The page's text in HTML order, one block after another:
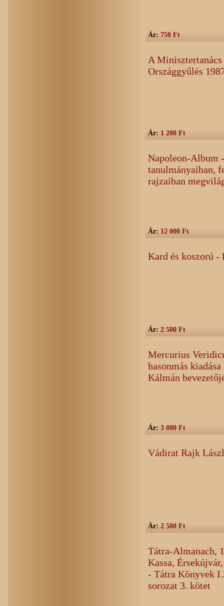
Ár: 750 Ft
A
Országgyűlés
Ár: 1 200 Ft
Napoleon-Album
tanulmányaiban,
rajzaiban
Ár: 12 000 Ft
Kard és koszorú -
Ár: 2 500 Ft
Mercurius
hasonmás
Kálmán
Ár: 3 000 Ft
Vádirat Rajk
Ár: 2 500 Ft
Tátra-Almanach,
Kassa,
- Tátra Könyvek
sorozat 3. kötet